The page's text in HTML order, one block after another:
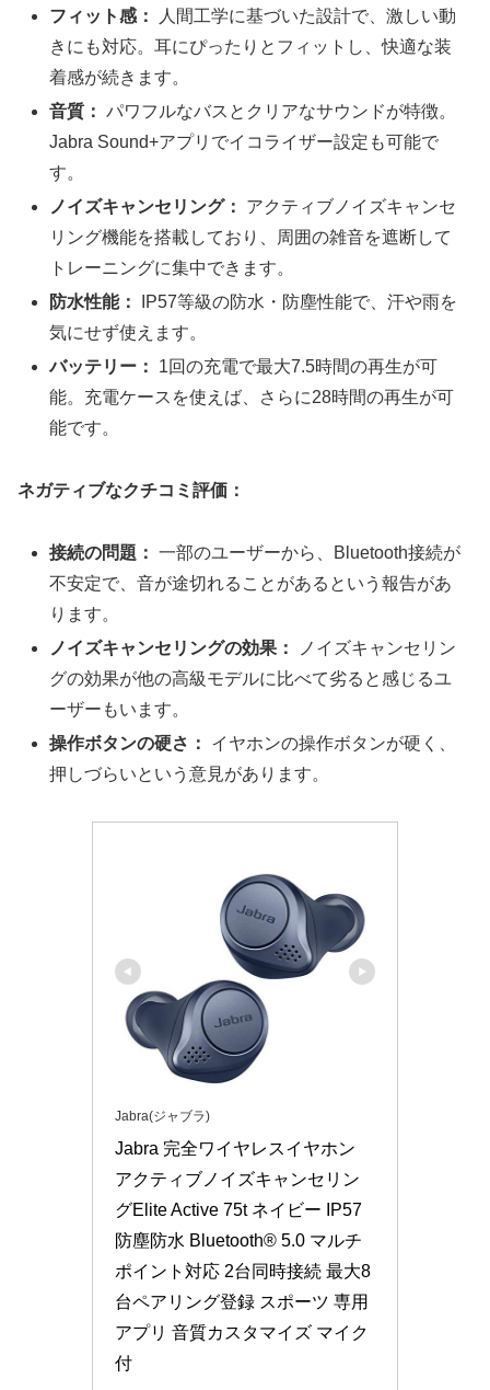
フィット感：
人間工学に基づいた設計で、激しい動
きにも対応。耳にぴったりとフィットし、快適な装
着感が続きます。
音質： パワフルなバスとクリアなサウンドが特徴。
Jabra Sound+アプリでイコライザー設定も可能で
す。
ノイズキャンセリング：
アクティブノイズキャンセ
リング機能を搭載しており、周囲の雑音を遮断して
トレーニングに集中できます。
防水性能：
IP57等級の防水・防塵性能で、汗や雨を
気にせず使えます。
バッテリー：
1回の充電で最大7.5時間の再生が可
能。充電ケースを使えば、さらに28時間の再生が可
能です。
ネガティブなクチコミ評価：
接続の問題： 一部のユーザーから、Bluetooth接続が
不安定で、音が途切れることがあるという報告があ
ります。
ノイズキャンセリングの効果：
ノイズキャンセリン
グの効果が他の高級モデルに比べて劣ると感じるユ
ーザーもいます。
操作ボタンの硬さ：
イヤホンの操作ボタンが硬く、
押しづらいという意見があります。
Jabra(ジャブラ)
Jabra 完全ワイヤレスイヤホン
アクティブノイズキャンセリン
グElite Active 75t ネイビー IP57
防塵防水 Bluetooth® 5.0 マルチ
ポイント対応 2台同時接続 最大8
台ペアリング登録 スポーツ 専用
アプリ 音質カスタマイズ マイク
付